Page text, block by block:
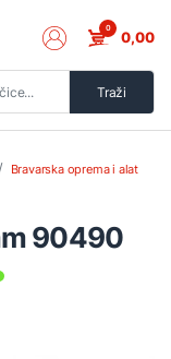
Traži
0 0,00
Bravarska oprema i alat
90490